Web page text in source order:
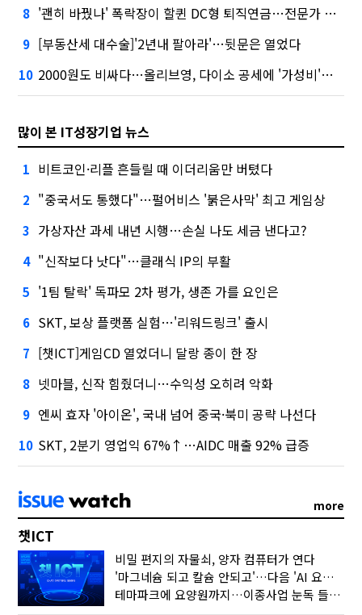
8 '괜히 바꿨나' 폭락장이 할퀸 DC형 퇴직연금…전문가 조언은
9 [부동산세 대수술]'2년내 팔아라'…뒷문은 열었다
10 2000원도 비싸다…올리브영, 다이소 공세에 '가성비'로 맞불
많이 본 IT성장기업 뉴스
1 비트코인·리플 흔들릴 때 이더리움만 버텼다
2 "중국서도 통했다"…펄어비스 '붉은사막' 최고 게임상
3 가상자산 과세 내년 시행…손실 나도 세금 낸다고?
4 "신작보다 낫다"…클래식 IP의 부활
5 '1팀 탈락' 독파모 2차 평가, 생존 가를 요인은
6 SKT, 보상 플랫폼 실험…'리워드링크' 출시
7 [챗ICT]게임CD 열었더니 달랑 종이 한 장
8 넷마블, 신작 힘줬더니…수익성 오히려 악화
9 엔씨 효자 '아이온', 국내 넘어 중국·북미 공략 나선다
10 SKT, 2분기 영업익 67%↑…AIDC 매출 92% 급증
more
챗ICT
비밀 편지의 자물쇠, 양자 컴퓨터가 연다
'마그네슘 되고 칼슘 안되고'…다음 'AI 요약' 갈 길은
테마파크에 요양원까지…이종사업 눈독 들이는 게임사